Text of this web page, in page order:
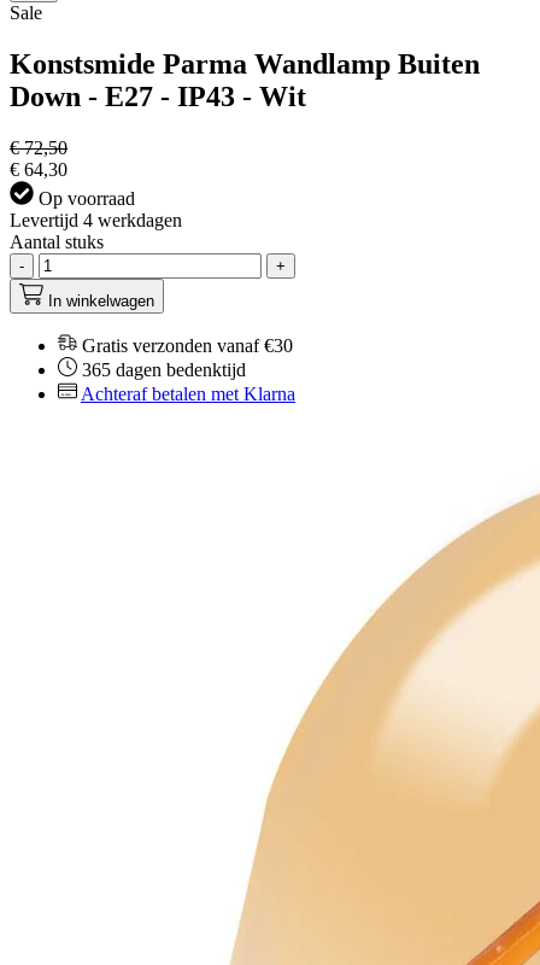
Sale
Konstsmide Parma Wandlamp Buiten
Down - E27 - IP43 - Wit
€ 72,50
€ 64,30
Op voorraad
Levertijd 4 werkdagen
Aantal stuks
-
+
In winkelwagen
Gratis verzonden vanaf €30
365 dagen bedenktijd
Achteraf betalen met Klarna